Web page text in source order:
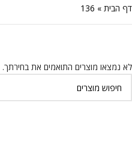
דף הבית »
136
לא נמצאו מוצרים התואמים את בחירתך.